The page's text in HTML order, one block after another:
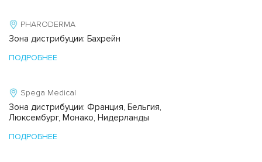
PHARODERMA
Зона дистрибуции: Бахрейн
ПОДРОБНЕЕ
Spega Medical
Зона дистрибуции: Франция, Бельгия,
Люксембург, Монако, Нидерланды
ПОДРОБНЕЕ